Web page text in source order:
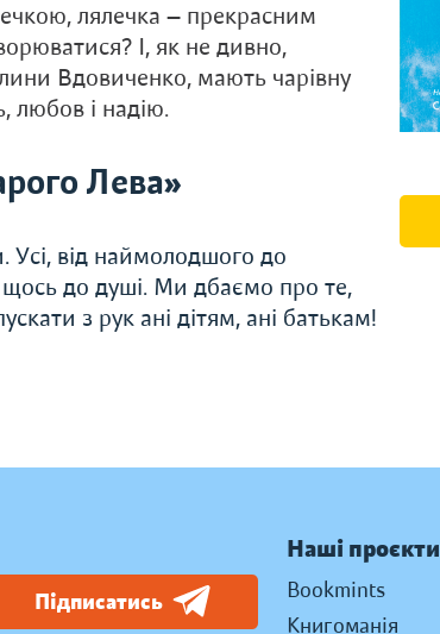
лялеч­ка — прекрасним
І, як не дивно,
Вдовиченко, мають чарівну
любов і надію.
Лева»
Усі, від наймолодшого до
щось до душі. Ми дбаємо про те,
з рук ані дітям, ані батькам!
Підписатись
Наші проєкти
Bookmints
Книгоманія